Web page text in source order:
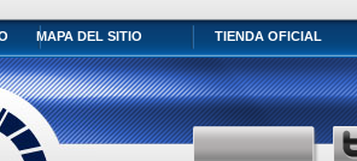
MAPA DEL SITIO TIENDA OFICIAL